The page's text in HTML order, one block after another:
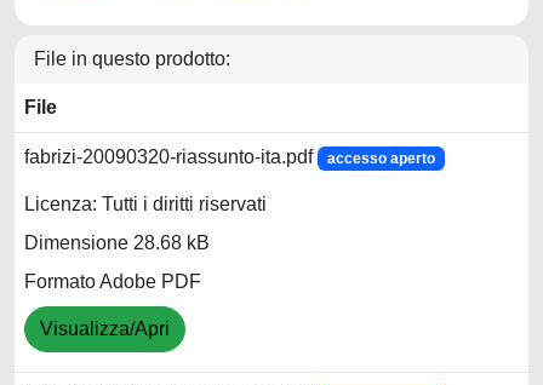
File in questo prodotto:
File
fabrizi-20090320-riassunto-ita.pdf accesso aperto
Licenza: Tutti i diritti riservati
Dimensione 28.68 kB
Formato Adobe PDF
Visualizza/Apri